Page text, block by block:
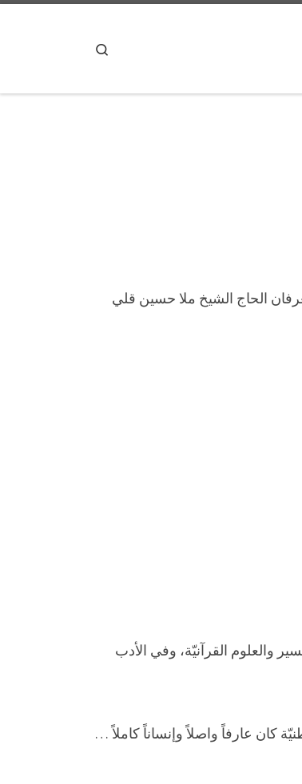
الحاج الشيخ ملا حسين قلي
والعلوم القرآنيّة، وفي الأدب
كان عارفاً واصلاً وإنساناً كاملاً …